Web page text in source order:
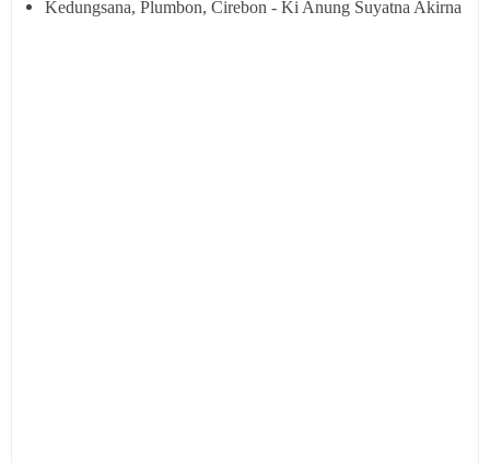
Kedungsana, Plumbon, Cirebon - Ki Anung Suyatna Akirna